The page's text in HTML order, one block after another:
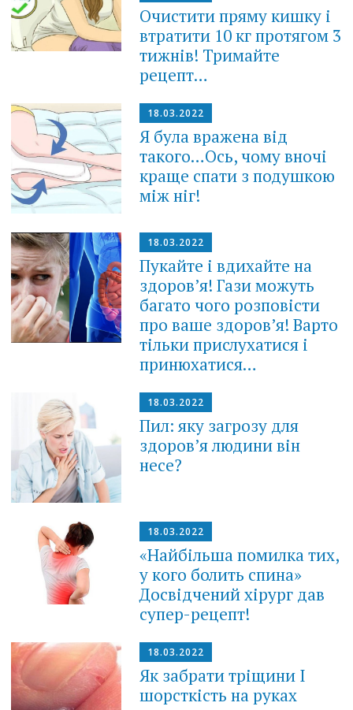
Очистити пряму кишку і
втратити 10 кг протягом 3
тижнів! Тримайте
рецепт…
18.03.2022
Я була вражена від
такого…Ось, чому вночі
краще спати з подушкою
між ніг!
18.03.2022
Пукайте і вдихайте на
здоров’я! Гази можуть
багато чого розповісти
про ваше здоров’я! Варто
тільки прислухатися і
принюхатися…
18.03.2022
Пил: яку загрозу для
здоров’я людини він
несе?
18.03.2022
«Найбільша помилка тих,
у кого болить спина»
Досвідчений хірург дав
супер-рецепт!
18.03.2022
Як забрати тріщини І
шорсткість на руках